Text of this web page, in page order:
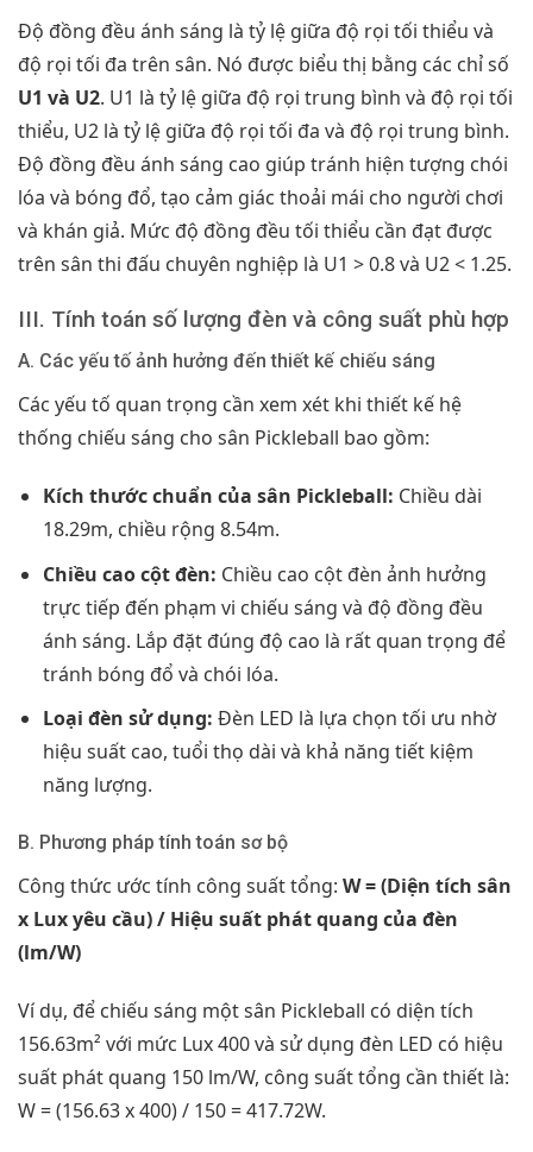
Độ đồng đều ánh sáng là tỷ lệ giữa độ rọi tối thiểu và
độ rọi tối đa trên sân. Nó được biểu thị bằng các chỉ số
U1 và U2. U1 là tỷ lệ giữa độ rọi trung bình và độ rọi tối
thiểu, U2 là tỷ lệ giữa độ rọi tối đa và độ rọi trung bình.
Độ đồng đều ánh sáng cao giúp tránh hiện tượng chói
lóa và bóng đổ, tạo cảm giác thoải mái cho người chơi
và khán giả. Mức độ đồng đều tối thiểu cần đạt được
trên sân thi đấu chuyên nghiệp là U1 > 0.8 và U2 < 1.25.
III. Tính toán số lượng đèn và công suất phù hợp
A. Các yếu tố ảnh hưởng đến thiết kế chiếu sáng
Các yếu tố quan trọng cần xem xét khi thiết kế hệ
thống chiếu sáng cho sân Pickleball bao gồm:
Kích thước chuẩn của sân Pickleball: Chiều dài
18.29m, chiều rộng 8.54m.
Chiều cao cột đèn: Chiều cao cột đèn ảnh hưởng
trực tiếp đến phạm vi chiếu sáng và độ đồng đều
ánh sáng. Lắp đặt đúng độ cao là rất quan trọng để
tránh bóng đổ và chói lóa.
Loại đèn sử dụng: Đèn LED là lựa chọn tối ưu nhờ
hiệu suất cao, tuổi thọ dài và khả năng tiết kiệm
năng lượng.
B. Phương pháp tính toán sơ bộ
Công thức ước tính công suất tổng: W = (Diện tích sân
x Lux yêu cầu) / Hiệu suất phát quang của đèn
(lm/W)
Ví dụ, để chiếu sáng một sân Pickleball có diện tích
156.63m² với mức Lux 400 và sử dụng đèn LED có hiệu
suất phát quang 150 lm/W, công suất tổng cần thiết là:
W = (156.63 x 400) / 150 = 417.72W.